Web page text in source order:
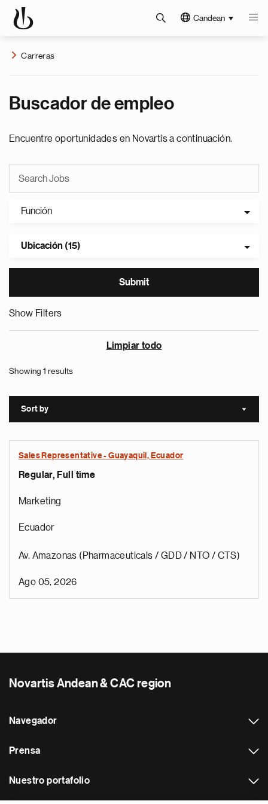
Candean
Carreras
Buscador de empleo
Encuentre oportunidades en Novartis a continuación.
Función
Ubicación (15)
Show Filters
Limpiar todo
Showing 1 results
Sort by Sort
Sales Representative - Guayaquil, Ecuador
Regular, Full time
Marketing
Ecuador
Av. Amazonas (Pharmaceuticals / GDD / NTO / CTS)
Ago 05, 2026
Novartis Andean & CAC region
Navegador
Prensa
Nuestro portafolio